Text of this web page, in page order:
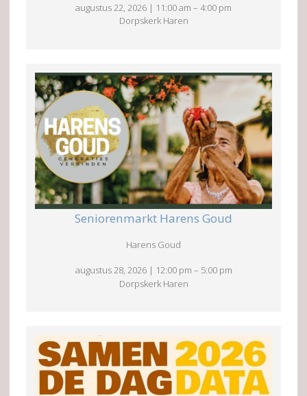
augustus 22, 2026 | 11:00 am – 4:00 pm
Dorpskerk Haren
Seniorenmarkt Harens Goud
Harens Goud
augustus 28, 2026 | 12:00 pm – 5:00 pm
Dorpskerk Haren